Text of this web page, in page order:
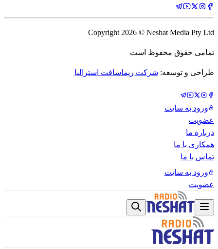
Copyright 2026 © Neshat Media Pty Ltd
تمامی حقوق محفوظ است
طراحی و توسعه: شرکت ریماسافت استرالیا
ورود به سایت
عضویت
درباره ما
همکاری با ما
تماس با ما
ورود به سایت
عضویت